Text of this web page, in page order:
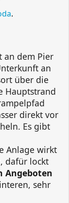
.
an dem Pier
an
über die
Hauptstrand
direkt vor
Es gibt
Anlage wirkt
dafür lockt
Angeboten
sehr